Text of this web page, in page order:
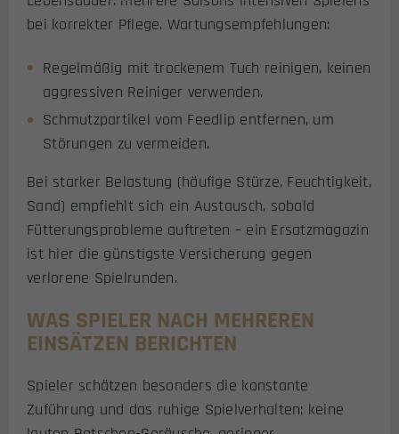
bei korrekter Pflege. Wartungsempfehlungen:
Regelmäßig mit trockenem Tuch reinigen, keinen
aggressiven Reiniger verwenden.
Schmutzpartikel vom Feedlip entfernen, um
Störungen zu vermeiden.
Bei starker Belastung (häufige Stürze, Feuchtigkeit,
Sand) empfiehlt sich ein Austausch, sobald
Fütterungsprobleme auftreten – ein Ersatzmagazin
ist hier die günstigste Versicherung gegen
verlorene Spielrunden.
WAS SPIELER NACH MEHREREN
EINSÄTZEN BERICHTEN
Spieler schätzen besonders die konstante
Zuführung und das ruhige Spielverhalten: keine